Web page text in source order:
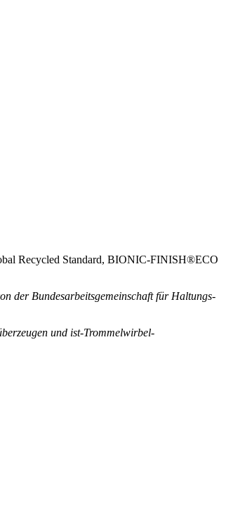
Recycled Standard, BIONIC-FINISH®ECO
der Bundesarbeitsgemeinschaft für Haltungs-
und ist-Trommelwirbel-